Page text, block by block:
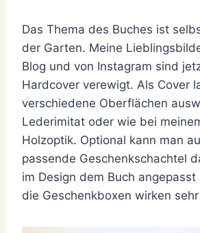
Das Thema des Buches ist
der Garten. Meine
Blog und von Instagram sind
Hardcover verewigt. Als Cover
verschiedene Oberflächen
Lederimitat oder wie bei
Holzoptik. Optional kann man
passende Geschenkschachtel
im Design dem Buch angepasst
die Geschenkboxen wirken